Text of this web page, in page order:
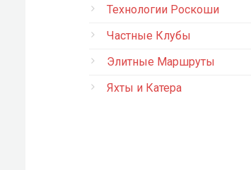
Технологии Роскоши
Частные Клубы
Элитные Маршруты
Яхты и Катера